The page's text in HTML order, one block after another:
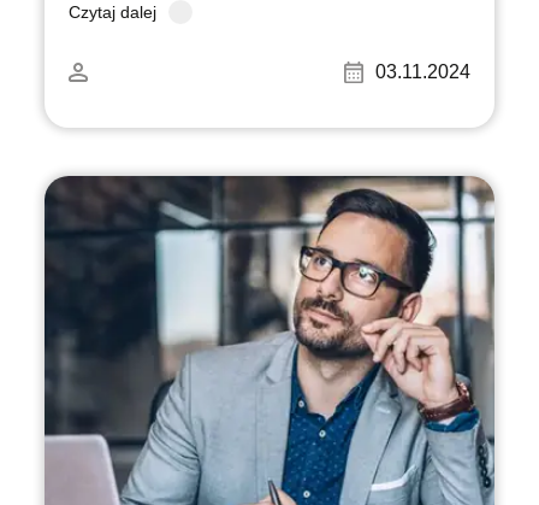
Czytaj dalej
03.11.2024